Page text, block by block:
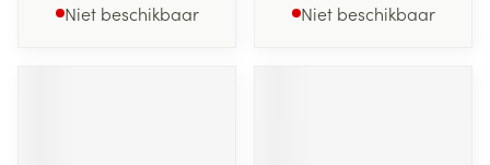
Niet beschikbaar Niet beschikbaar